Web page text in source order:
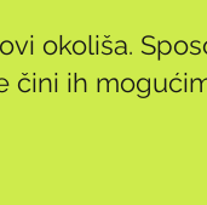
okoliša.
čini ih